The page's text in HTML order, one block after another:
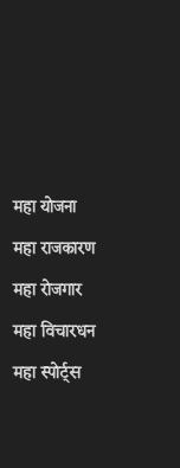
महा योजना
महा राजकारण
महा रोजगार
महा विचारधन
महा स्पोर्ट्स